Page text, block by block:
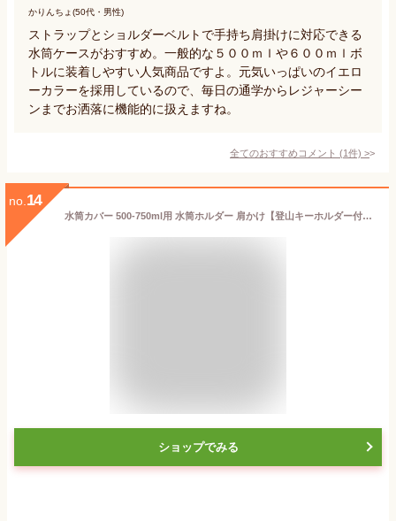
かりんちょ(50代・男性)
ストラップとショルダーベルトで手持ち肩掛けに対応できる
水筒ケースがおすすめ。一般的な５００ｍｌや６００ｍｌボ
トルに装着しやすい人気商品ですよ。元気いっぱいのイエロ
ーカラーを採用しているので、毎日の通学からレジャーシー
ンまでお洒落に機能的に扱えますね。
全てのおすすめコメント (1件) >
no. 14
水筒カバー 500-750ml用 水筒ホルダー 肩かけ【登山キーホルダー付き】キッズ ショルダー 持ち歩き 肩掛け 登山 カップホルダー 子供 大人 男女兼用 おしゃれ 洗濯機洗い (グリーン)
ショップでみる